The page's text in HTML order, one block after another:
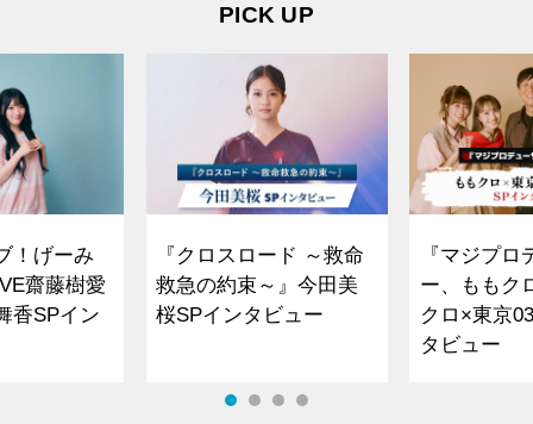
PICK UP
！げーみ
齋藤樹愛
香SPイン
『クロスロード ～救命
救急の約束～』今田美
桜SPインタビュー
『マジプロ
ー、ももク
クロ×東京
タビュー